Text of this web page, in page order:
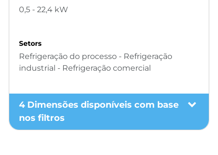
0,5 - 22,4 kW
Setors
Refrigeração do processo - Refrigeração
industrial - Refrigeração comercial
4 Dimensões disponíveis com base
nos filtros